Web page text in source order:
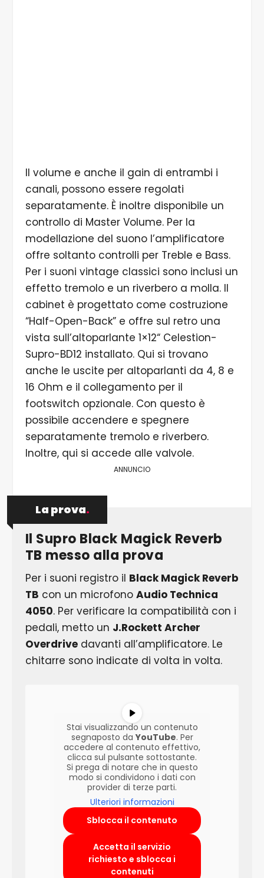
Il volume e anche il gain di entrambi i
canali, possono essere regolati
separatamente. È inoltre disponibile un
controllo di Master Volume. Per la
modellazione del suono l’amplificatore
offre soltanto controlli per Treble e Bass.
Per i suoni vintage classici sono inclusi un
effetto tremolo e un riverbero a molla. Il
cabinet è progettato come costruzione
“Half-Open-Back” e offre sul retro una
vista sull’altoparlante 1×12“ Celestion-
Supro-BD12 installato. Qui si trovano
anche le uscite per altoparlanti da 4, 8 e
16 Ohm e il collegamento per il
footswitch opzionale. Con questo è
possibile accendere e spegnere
separatamente tremolo e riverbero.
Inoltre, qui si accede alle valvole.
ANNUNCIO
La prova.
Il Supro Black Magick Reverb
TB messo alla prova
Per i suoni registro il Black Magick Reverb
TB con un microfono Audio Technica
4050. Per verificare la compatibilità con i
pedali, metto un J.Rockett Archer
Overdrivedavanti all’amplificatore. Le
chitarre sono indicate di volta in volta.
Stai visualizzando un contenuto
segnaposto daYouTube. Per
accedere al contenuto effettivo,
clicca sul pulsante sottostante.
Si prega di notare che in questo
modo si condividono i dati con
provider di terze parti.
Ulteriori informazioni
Sblocca il contenuto
Accetta il servizio
richiesto e sblocca i
contenuti